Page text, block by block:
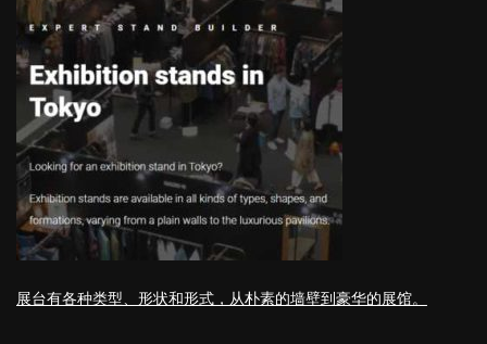
展台有各种类型、形状和形式，从朴素的墙壁到豪华的展馆。